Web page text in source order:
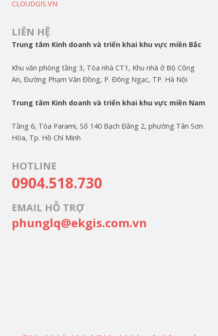
CLOUDGIS.VN
LIÊN HỆ
Trung tâm Kinh doanh và triển khai khu vực miền Bắc
Khu văn phòng tầng 3, Tòa nhà CT1, Khu nhà ở Bộ Công
An, Đường Phạm Văn Đồng, P. Đông Ngạc, TP. Hà Nội
Trung tâm Kinh doanh và triển khai khu vực miền Nam
Tầng 6, Tòa Parami, Số 140 Bạch Đằng 2, phường Tân Sơn
Hòa, Tp. Hồ Chí Minh
HOTLINE
0904.518.730
EMAIL HỖ TRỢ
phunglq@ekgis.com.vn